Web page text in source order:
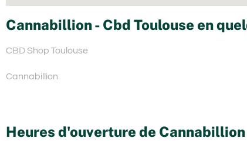
Cannabillion - Cbd Toulouse en
CBD Shop Toulouse
Cannabillion
Heures d'ouverture de Cannabillion